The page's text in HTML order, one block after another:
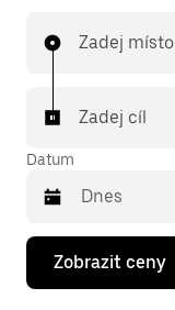
Zadej místo
Zadej cíl
Datum
Stisknutím
klávesy
se
Zobrazit ceny